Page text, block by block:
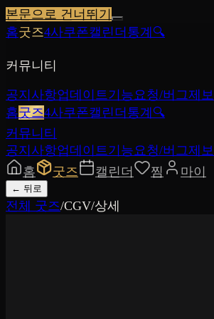
본문으로 건너뛰기
홈굿즈4사쿠폰캘린더 통계 🔍
커뮤니티
공지사항업데이트기능요청/버그제보
홈굿즈4사쿠폰캘린더 통계 🔍
커뮤니티
공지사항업데이트기능요청/버그제보
홈
굿즈 캘린더 찜 마이
← 뒤로
전체 굿즈/CGV/상세